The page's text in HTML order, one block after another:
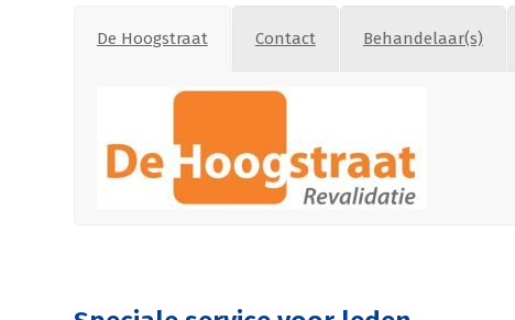
De Hoogstraat Contact Behandelaar(s)